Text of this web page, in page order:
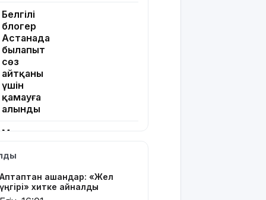
Белгілі
блогер
Астанада
былапыт
сөз
айтқаны
үшін
қамауға
алынды
Мектеп
енді БЖБ
тапсыра
ма:
Аптаптан қашқандар: «Жел
үңгірі» хитке айналды